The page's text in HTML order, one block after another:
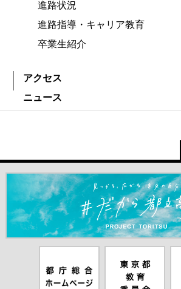
進路状況
進路指導・キャリア教育
卒業生紹介
アクセス
ニュース
＃だから都立高（別ウインドウが開きま
ムページ（別
ウインドウが
員会（別ウイ
ンドウが開き